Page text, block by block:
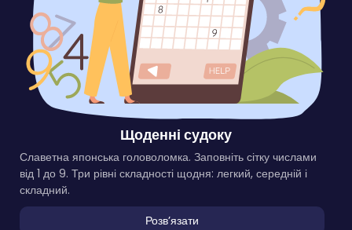
Щоденні судоку
Славетна японська головоломка. Заповніть сітку числами
від 1 до 9. Три рівні складності щодня: легкий, середній і
складний.
Розвʼязати